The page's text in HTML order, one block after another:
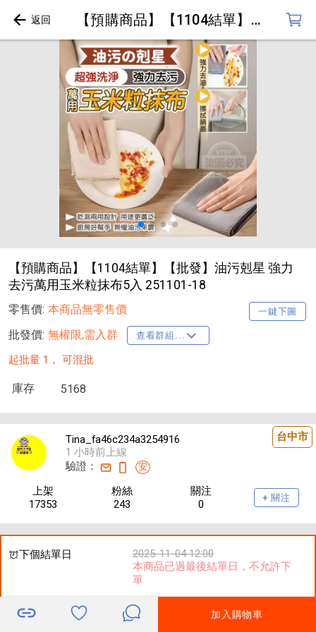
【預購商品】【1104結單】【批發】油污剋星 強力去污萬用玉米粒抹布5入 251101-18
【預購商品】【1104結單】【批發】油污剋星 強力
去污萬用玉米粒抹布5入 251101-18
零售價: 一鍵下圖
本商品無零售價
批發價: 無權限,需入群 查看群組...
起批量 1， 可混批
庫存 5168
台中市
Tina_fa46c234a3254916
1 小時前上線
驗證：
安
上架
17353
粉絲
243
關注
0
+ 關注
下個結單日
2025-11-04 12:00
本商品已過最後結單日，不允許下
單
加入購物車